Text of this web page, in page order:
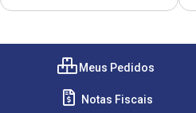
Meus Pedidos
Notas Fiscais